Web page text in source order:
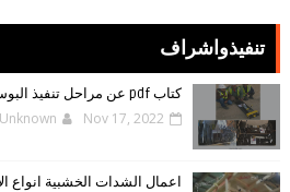
تنفيذواشراف
كتاب pdf عن مراحل تنفيذ البوست تنشن slab بالصور
Unknown Nov 17, 2022
اعمال الشدات الخشبية انواع